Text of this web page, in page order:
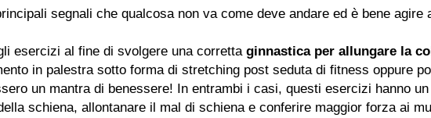
segnali che qualcosa non va come deve andare ed è bene agire
esercizi al fine di svolgere una correttaginnastica per allungare la
in palestra sotto forma di stretching post seduta di fitness oppure
un mantra di benessere! In entrambi i casi, questi esercizi hanno
schiena, allontanare il mal di schiena e conferire maggior forza ai